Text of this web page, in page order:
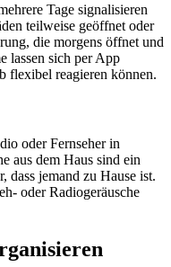
Tage signalisieren
teilweise geöffnet oder
die morgens öffnet und
lassen sich per App
flexibel reagieren können.
oder Fernseher in
aus dem Haus sind ein
dass jemand zu Hause ist.
oder Radiogeräusche